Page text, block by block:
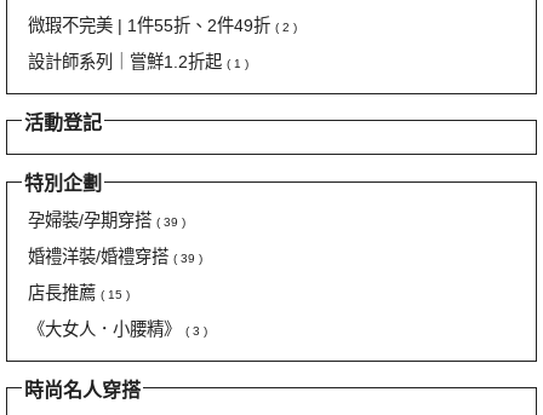
微瑕不完美 | 1件55折、2件49折 ( 2 )
設計師系列｜嘗鮮1.2折起 ( 1 )
活動登記
特別企劃
孕婦裝/孕期穿搭 ( 39 )
婚禮洋裝/婚禮穿搭 ( 39 )
店長推薦 ( 15 )
《大女人．小腰精》 ( 3 )
時尚名人穿搭